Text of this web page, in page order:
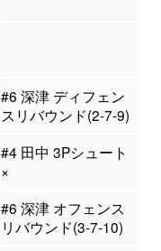
#6 深津 ディフェン
スリバウンド(2-7-9)
#4 田中 3Pシュート
×
#6 深津 オフェンス
リバウンド(3-7-10)